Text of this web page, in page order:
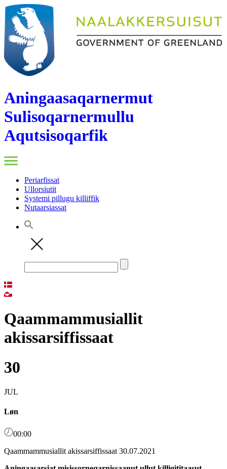
Aningaasaqarnermut
Sulisoqarnermullu
Aqutsisoqarfik
Periarfissat
Ullorsiutit
Systemi pillugu killiffik
Nutaarsiassat
Qaammammusiallit
akissarsiffissaat
30
JUL
Løn
00:00
Qaammammusiallit akissarsiffissaat 30.07.2021